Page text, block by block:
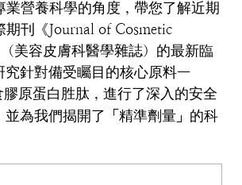
業營養科學的角度，帶您了解近期
期刊《Journal of Cosmetic
美容皮膚科醫學雜誌）的最新臨
究針對備受矚目的核心原料—
膠原蛋白胜肽，進行了深入的安全
並為我們揭開了「精準劑量」的科